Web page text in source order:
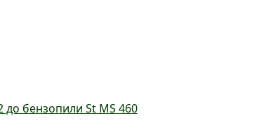
до бензопили St MS 460